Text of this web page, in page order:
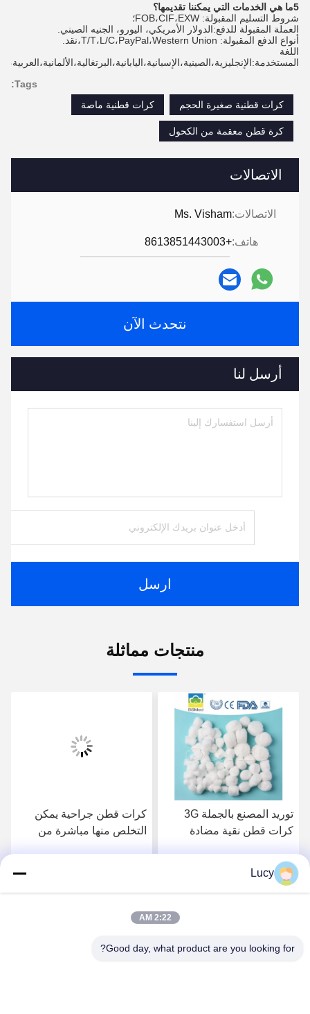
الاتصالات
الاتصالات:Ms. Visham
هاتف:+8613851443003
نتحدث الآن
أرسل لنا
ارسل
5ما هي الخدمات التي يمكننا تقديمها؟
شروط التسليم المقبولة: FOB،CIF،EXW؛
العملة المقبولة للدفع:الدولار الأمريكي، اليورو، الجنيه الصيني.
أنواع الدفع المقبولة: T/T،L/C،PayPal،Western Union،نقد.
اللغة
Tags:
كرات قطنية صغيرة الحجم
كرات قطنية ماصة
كرة قطن معقمة من الكحول
منتجات مماثلة
توريد المصنع بالجملة 3G
كرات قطن نقية مضادة
التخلص منها قطن طبي
صوف قطن جراحي يمكن
التخلص منه ماص معقم
معقمة للجروح
احصل على أفضل سعر
كرات قطن جراحية يمكن
التخلص منها مباشرة من
قطن معقمة يمكن التخلص
منها للجروح الطبية
Lucy
2:22 AM
Good day, what product are you looking for?